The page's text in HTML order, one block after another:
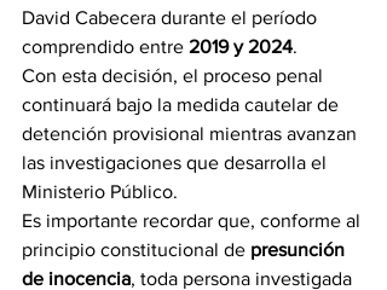
David Cabecera durante el período
comprendido entre 2019 y 2024.
Con esta decisión, el proceso penal
continuará bajo la medida cautelar de
detención provisional mientras avanzan
las investigaciones que desarrolla el
Ministerio Público.
Es importante recordar que, conforme al
principio constitucional de presunción
de inocencia, toda persona investigada